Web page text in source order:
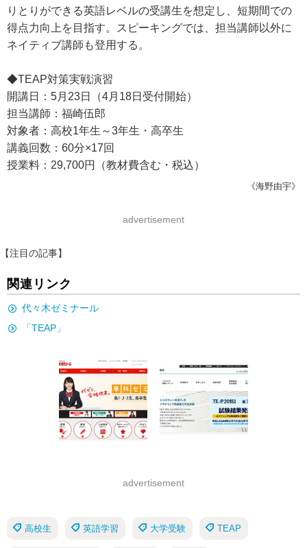
りとりができる英語レベルの受講生を想定し、短期間での
得点力向上を目指す。スピーキングでは、担当講師以外に
ネイティブ講師も登用する。
◆TEAP対策実戦演習
開講日：5月23日（4月18日受付開始）
担当講師：福崎伍郎
対象者：高校1年生～3年生・高卒生
講義回数：60分×17回
授業料：29,700円（教材費含む・税込）
《海野由宇》
advertisement
【注目の記事】
関連リンク
代々木ゼミナール
「TEAP」
advertisement
高校生 英語学習 大学受験 TEAP